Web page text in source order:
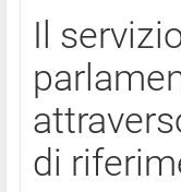
Il
di